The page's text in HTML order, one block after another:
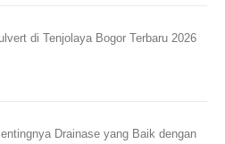
di Tenjolaya Bogor Terbaru 2026
Drainase yang Baik dengan